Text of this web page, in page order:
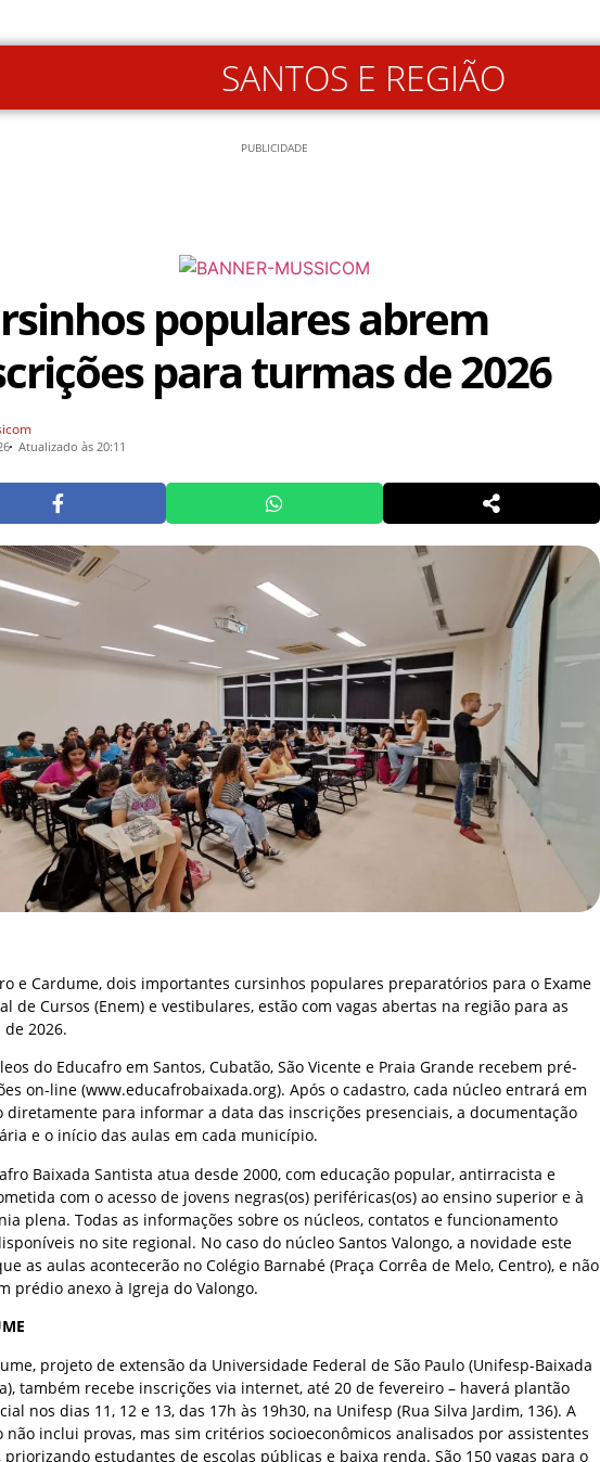
SANTOS E REGIÃO
PUBLICIDADE
populares abrem
para turmas de 2026
Atualizado às 20:11
e Cardume, dois importantes cursinhos populares preparatórios para o Exame
de Cursos (Enem) e vestibulares, estão com vagas abertas na região para as
2026.
do Educafro em Santos, Cubatão, São Vicente e Praia Grande recebem pré-
on-line (www.educafrobaixada.org). Após o cadastro, cada núcleo entrará em
diretamente para informar a data das inscrições presenciais, a documentação
e o início das aulas em cada município.
Baixada Santista atua desde 2000, com educação popular, antirracista e
com o acesso de jovens negras(os) periféricas(os) ao ensino superior e à
plena. Todas as informações sobre os núcleos, contatos e funcionamento
no site regional. No caso do núcleo Santos Valongo, a novidade este
as aulas acontecerão no Colégio Barnabé (Praça Corrêa de Melo, Centro), e não
prédio anexo à Igreja do Valongo.
projeto de extensão da Universidade Federal de São Paulo (Unifesp-Baixada
também recebe inscrições via internet, até 20 de fevereiro – haverá plantão
nos dias 11, 12 e 13, das 17h às 19h30, na Unifesp (Rua Silva Jardim, 136). A
não inclui provas, mas sim critérios socioeconômicos analisados por assistentes
priorizando estudantes de escolas públicas e baixa renda. São 150 vagas para o